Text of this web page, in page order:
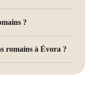
?
romains à Évora ?